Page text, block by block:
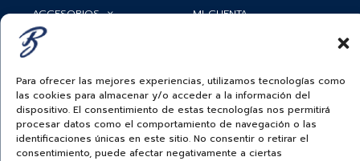
Para ofrecer las mejores experiencias, utilizamos tecnologías como
las cookies para almacenar y/o acceder a la información del
dispositivo. El consentimiento de estas tecnologías nos permitirá
procesar datos como el comportamiento de navegación o las
identificaciones únicas en este sitio. No consentir o retirar el
consentimiento, puede afectar negativamente a ciertas
ACCESORIOS
BAUER NEWS
MI CUENTA
SIGUENOS EN
ECUADOR